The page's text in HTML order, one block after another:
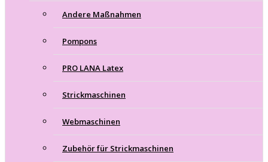
Andere Maßnahmen
Pompons
PRO LANA Latex
Strickmaschinen
Webmaschinen
Zubehör für Strickmaschinen